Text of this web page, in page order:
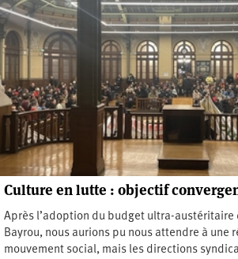
Culture en lutte : objectif
Après l’adoption du budget ultra-austéritaire
Bayrou, nous aurions pu nous attendre à une
mouvement social, mais les directions